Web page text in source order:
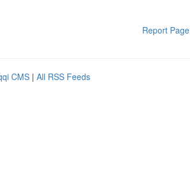
Report Page
CMS | All RSS Feeds